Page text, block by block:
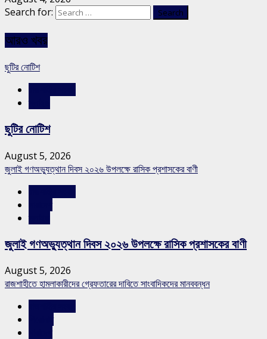
Search for:
আরও খবর
ছুটির নোটিশ
ছুটির নোটিশ
August 5, 2026
জুলাই গণঅভ্যুত্থান দিবস ২০২৬ উপলক্ষে রাসিক প্রশাসকের বাণী
জুলাই গণঅভ্যুত্থান দিবস ২০২৬ উপলক্ষে রাসিক প্রশাসকের বাণী
August 5, 2026
রাজশাহীতে হামলাকারীদের গ্রেফতারের দাবিতে সাংবাদিকদের মানববন্ধন